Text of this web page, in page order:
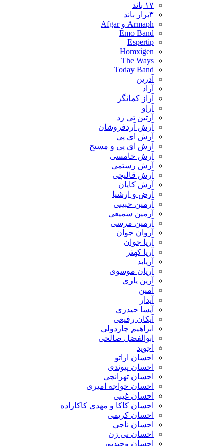
۱۷ باند
۳برار باند
Armaph و Afgar
Emo Band
Espertip
Homxigen
The Ways
Today Band
آدرین
آراد
آراز کمانگر
آراو
آرتین تی زد
آرش آردفروشان
آرش ای پی
آرش ای پی و مسیح
آرش خامسی
آرش رستمی
آرش قالیچی
آرش کایان
​آرض و ارشیا
آرمین حبیبی
آرمین سمیعی
آرمین مرسی
آروان جوان
آریا جوان
آریا کهتر
آریابد
آریان موسوی
آرین یاری
آمین
آیدار
آیسا حیدری
آیکان رفیعی
ابراهیم چاردولی
ابوالفضل صالحی
اجوید
احسان اراتو
احسان پیوندی
احسان تهرانچی
احسان خواجه امیری
احسان غیبی
احسان کاکا و مهدی کاکازاده
احسان کریمی
احسان ناجی
احسان نی زن
احسان وحیدپور